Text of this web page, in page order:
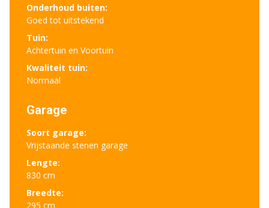
Onderhoud buiten:
Goed tot uitstekend
Tuin:
Achtertuin en Voortuin
Kwaliteit tuin:
Normaal
Garage
Soort garage:
Vrijstaande stenen garage
Lengte:
830 cm
Breedte:
295 cm